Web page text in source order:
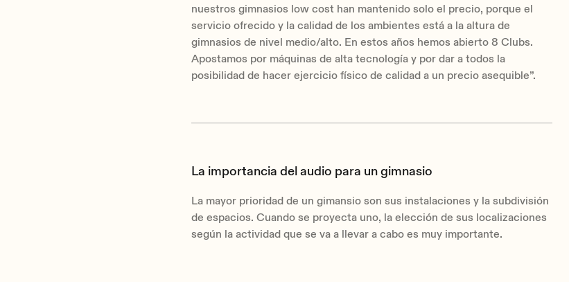
nuestros gimnasios low cost han mantenido solo el precio, porque el
servicio ofrecido y la calidad de los ambientes está a la altura de
gimnasios de nivel medio/alto. En estos años hemos abierto 8 Clubs.
Apostamos por máquinas de alta tecnología y por dar a todos la
posibilidad de hacer ejercicio físico de calidad a un precio asequible”.
La importancia del audio para un gimnasio
La mayor prioridad de un gimansio son sus instalaciones y la subdivisión
de espacios. Cuando se proyecta uno, la elección de sus localizaciones
según la actividad que se va a llevar a cabo es muy importante.